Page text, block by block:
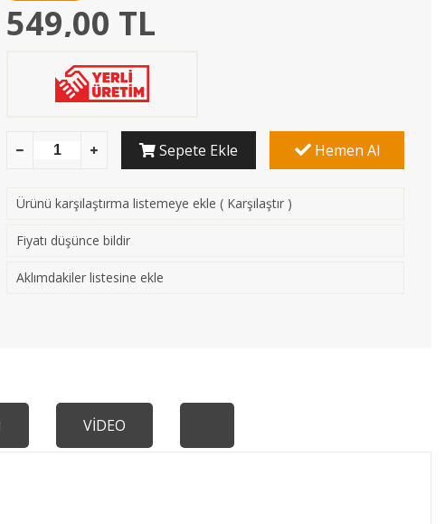
549,00 TL
Sepete Ekle Hemen Al
Ürünü karşılaştırma listemeye ekle ( Karşılaştır )
Fiyatı düşünce bildir
Aklımdakiler listesine ekle
VİDEO